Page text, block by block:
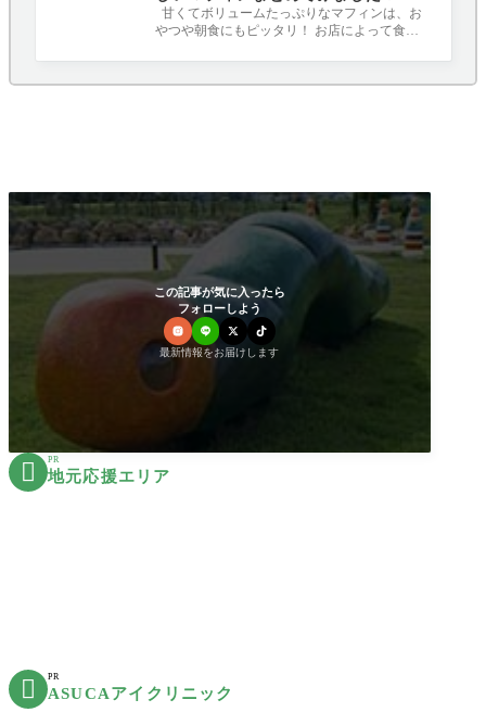
甘くてボリュームたっぷりなマフィンは、お
やつや朝食にもピッタリ！ お店によって食感
この記事が気に入ったら
フォローしよう
最新情報をお届けします
 PR
地元応援エリア
 PR
ASUCAアイクリニック